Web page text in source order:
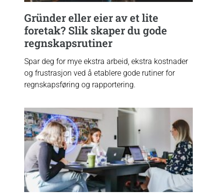
Gründer eller eier av et lite
foretak? Slik skaper du gode
regnskapsrutiner
Spar deg for mye ekstra arbeid, ekstra kostnader
og frustrasjon ved å etablere gode rutiner for
regnskapsføring og rapportering.